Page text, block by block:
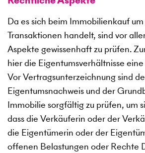
Da es sich beim Immobilienkauf
Transaktionen handelt, sind vor
Aspekte gewissenhaft zu prüfen.
hier die Eigentumsverhältnisse
Vor Vertragsunterzeichnung sind
Eigentumsnachweis und der
Immobilie sorgfältig zu prüfen, um
dass die Verkäuferin oder der
die Eigentümerin oder der
offenen Belastungen oder Rechte